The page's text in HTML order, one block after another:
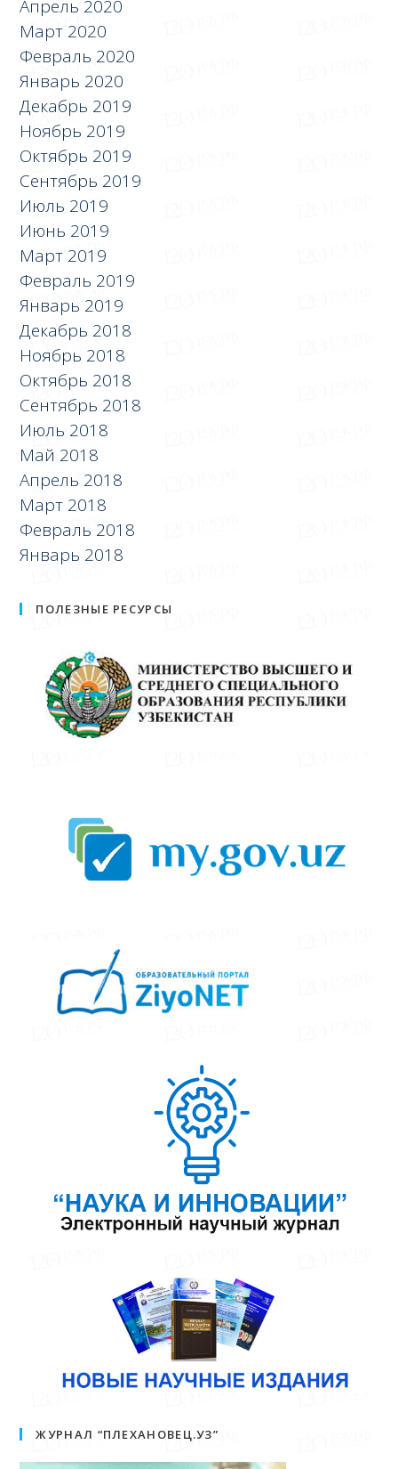
Апрель 2020
Март 2020
Февраль 2020
Январь 2020
Декабрь 2019
Ноябрь 2019
Октябрь 2019
Сентябрь 2019
Июль 2019
Июнь 2019
Март 2019
Февраль 2019
Январь 2019
Декабрь 2018
Ноябрь 2018
Октябрь 2018
Сентябрь 2018
Июль 2018
Май 2018
Апрель 2018
Март 2018
Февраль 2018
Январь 2018
ПОЛЕЗНЫЕ РЕСУРСЫ
ЖУРНАЛ “ПЛЕХАНОВЕЦ.УЗ”